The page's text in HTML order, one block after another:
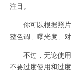
注目。
你可以根据照片
整色调、曝光度、
不过，无论使用
不要过度使用和过度